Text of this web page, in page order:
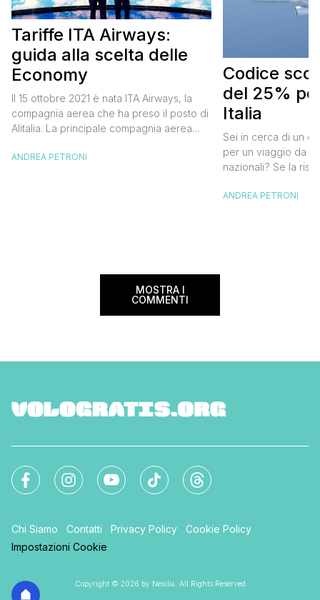
Tariffe ITA Airways:
guida alla scelta delle
Economy
Il 15 ottobre 2021 è nata ITA Airways, la
compagnia aerea che ha preso il posto di
Alitalia. La principale compagnia aerea
tariffe Alitalia e strizza l’occhio anche ai
ANDREA PETRONI
Codice
del 25%
Italia
Sei in cerca di un
per un viaggio da
nazionali? Se la
Alitalia per l’Italia.
ANDREA PETRONI
MOSTRA I
COMMENTI
Chi Siamo Contatti Privacy Policy
Cookie Policy
Impostazioni Cookie
Copyright © 2026 by Nexilia. All Rights Reserved